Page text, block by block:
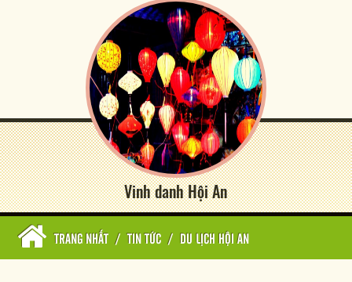
Vinh danh Hội An
TRANG NHẤT / TIN TỨC / DU LỊCH HỘI AN